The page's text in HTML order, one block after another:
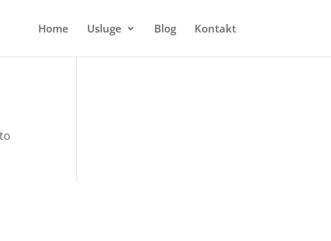
Home Usluge Blog Kontakt